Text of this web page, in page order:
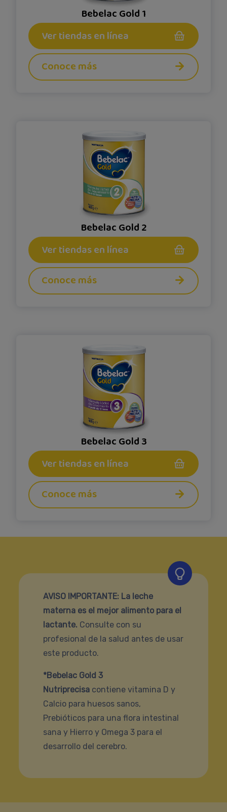
Bebelac Gold 1
Ver tiendas en línea
Conoce más
Bebelac Gold 2
Ver tiendas en línea
Conoce más
Bebelac Gold 3
Ver tiendas en línea
Conoce más
AVISO IMPORTANTE: La leche
materna es el mejor alimento para el
lactante. Consulte con su
profesional de la salud antes de usar
este producto.
*Bebelac Gold 3
Nutriprecisa contiene vitamina D y
Calcio para huesos sanos,
Prebióticos para una flora intestinal
sana y Hierro y Omega 3 para el
desarrollo del cerebro.